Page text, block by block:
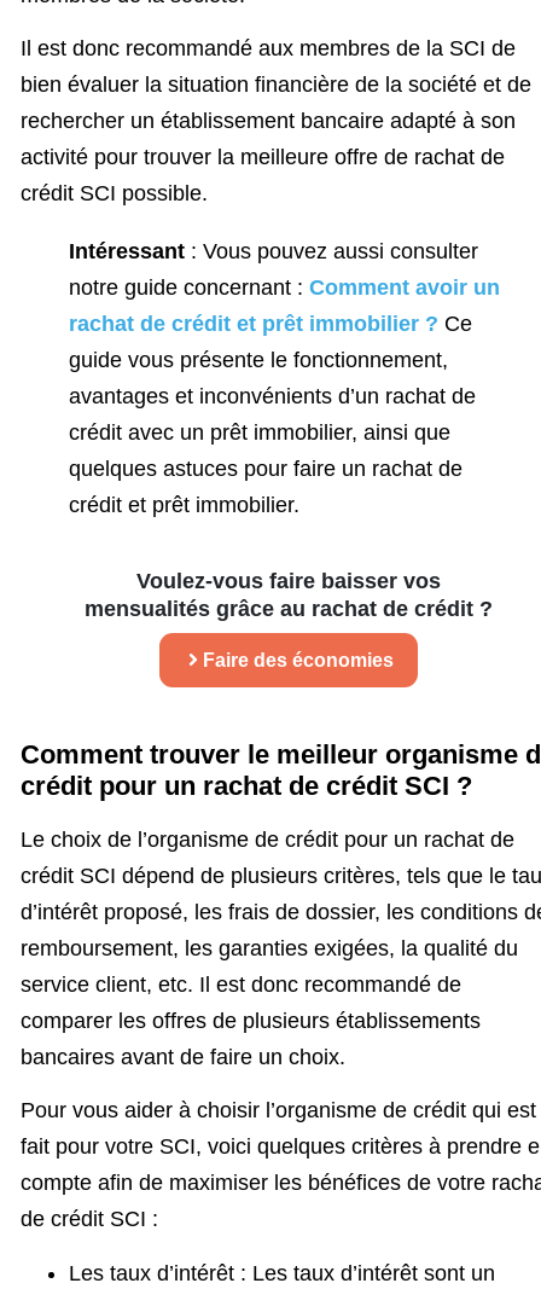
Il est donc recommandé aux membres de la SCI de
bien évaluer la situation financière de la société et de
rechercher un établissement bancaire adapté à son
activité pour trouver la meilleure offre de rachat de
crédit SCI possible.
Intéressant : Vous pouvez aussi consulter
notre guide concernant : Comment avoir un
rachat de crédit et prêt immobilier ? Ce
guide vous présente le fonctionnement,
avantages et inconvénients d’un rachat de
crédit avec un prêt immobilier, ainsi que
quelques astuces pour faire un rachat de
crédit et prêt immobilier.
Voulez-vous faire baisser vos
mensualités grâce au rachat de crédit ?
Faire des économies
Comment trouver le meilleur organisme
crédit pour un rachat de crédit SCI ?
Le choix de l’organisme de crédit pour un rachat de
crédit SCI dépend de plusieurs critères, tels que le
d’intérêt proposé, les frais de dossier, les conditions
remboursement, les garanties exigées, la qualité du
service client, etc. Il est donc recommandé de
comparer les offres de plusieurs établissements
bancaires avant de faire un choix.
Pour vous aider à choisir l’organisme de crédit qui est
fait pour votre SCI, voici quelques critères à prendre
compte afin de maximiser les bénéfices de votre
de crédit SCI :
Les taux d’intérêt : Les taux d’intérêt sont un